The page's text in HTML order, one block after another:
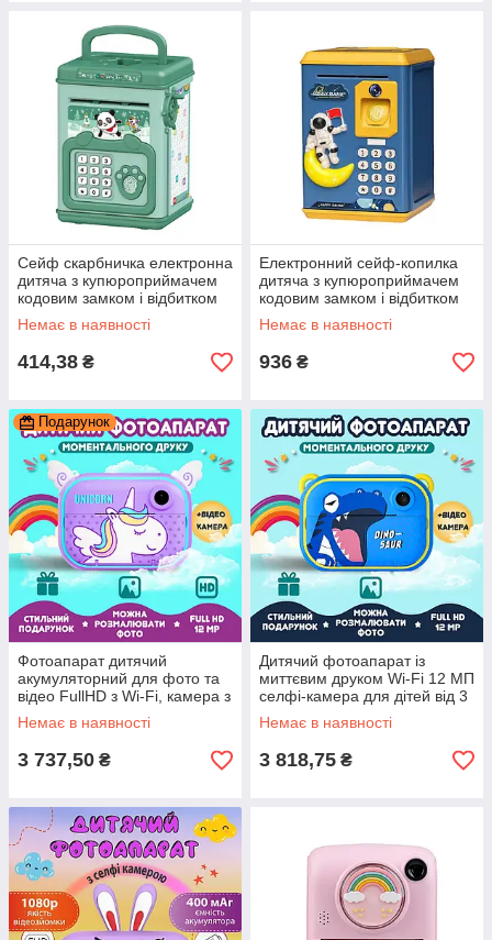
Сейф скарбничка електронна
дитяча з купюроприймачем
кодовим замком і відбитком
пальця Зелений
Немає в наявності
414,38 ₴
Електронний сейф-копилка
дитяча з купюроприймачем
кодовим замком і відбитком
пальця синя
Немає в наявності
936 ₴
Подарунок
Фотоапарат дитячий
акумуляторний для фото та
відео FullHD з Wi-Fi, камера з
вбудованим принтером
Немає в наявності
3 737,50 ₴
Дитячий фотоапарат із
миттєвим друком Wi-Fi 12 МП
селфі-камера для дітей від 3
років Full HD
Немає в наявності
3 818,75 ₴